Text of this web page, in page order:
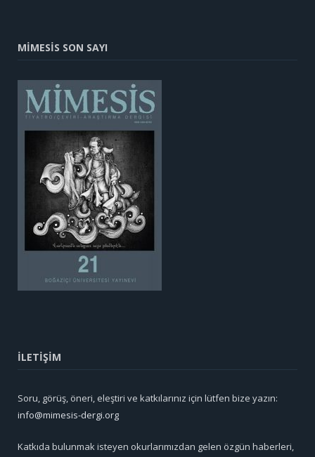
MİMESİS SON SAYI
İLETİŞİM
Soru, görüş, öneri, eleştiri ve katkılarınız için lütfen bize yazın:
info@mimesis-dergi.org
Katkıda bulunmak isteyen okurlarımızdan gelen özgün haberleri,